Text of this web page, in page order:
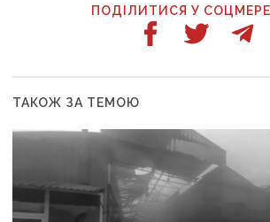
ПОДІЛИТИСЯ У
ТАКОЖ ЗА ТЕМОЮ